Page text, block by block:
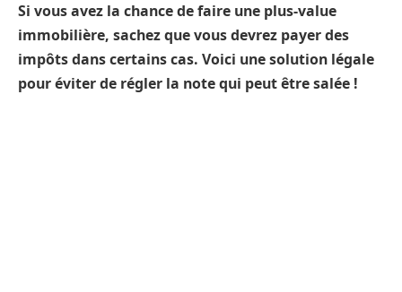
Si vous avez la chance de faire une plus-value
immobilière, sachez que vous devrez payer des
impôts dans certains cas. Voici une solution légale
pour éviter de régler la note qui peut être salée !